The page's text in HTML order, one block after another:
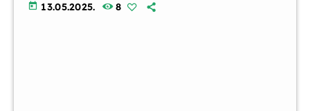
today 13.05.2025. 8